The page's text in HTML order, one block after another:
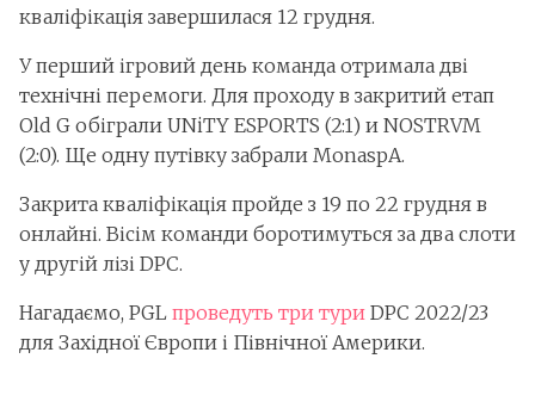
кваліфікація завершилася 12 грудня.
У перший ігровий день команда отримала дві
технічні перемоги. Для проходу в закритий етап
Old G обіграли UNiTY ESPORTS (2:1) и NOSTRVM
(2:0). Ще одну путівку забрали MonaspA.
Закрита кваліфікація пройде з 19 по 22 грудня в
онлайні. Вісім команди боротимуться за два слоти
у другій лізі DPC.
Нагадаємо, PGL проведуть три тури DPC 2022/23
для Західної Європи і Північної Америки.